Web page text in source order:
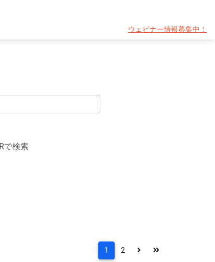
ウェビナー情報募集中！
で検索
1 2